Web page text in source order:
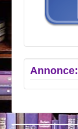
Annonce: